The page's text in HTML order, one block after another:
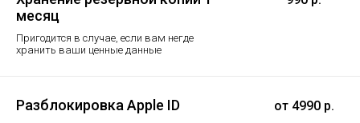
месяц
Пригодится в случае, если вам негде
хранить ваши ценные данные
Разблокировка Apple ID от 4990 р.